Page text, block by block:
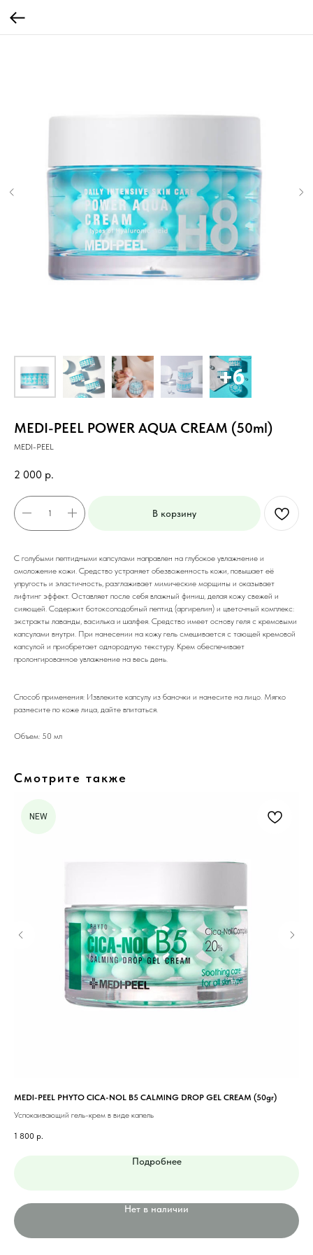
MEDI-PEEL POWER AQUA CREAM (50ml)
MEDI-PEEL
2 000 р.
В корзину
С голубыми пептидными капсулами направлен на глубокое увлажнение и
омоложение кожи. Средство устраняет обезвоженность кожи, повышает её
упругость и эластичность, разглаживает мимические морщины и оказывает
лифтинг эффект. Оставляет после себя влажный финиш, делая кожу свежей и
сияющей. Содержит ботоксоподобный пептид (аргирелин) и цветочный комплекс:
экстракты лаванды, василька и шалфея. Средство имеет основу геля с кремовыми
капсулами внутри. При нанесении на кожу гель смешивается с тающей кремовой
капсулой и приобретает однородную текстуру. Крем обеспечивает
пролонгированное увлажнение на весь день.
Способ применения: Извлеките капсулу из баночки и нанесите на лицо. Мягко
разнесите по коже лица, дайте впитаться.
Объем: 50 мл
Смотрите также
NEW
MEDI-PEEL PHYTO CICA-NOL B5 CALMING DROP GEL CREAM (50gr)
Успокаивающий гель-крем в виде капель
1 800 р.
Подробнее
Нет в наличии